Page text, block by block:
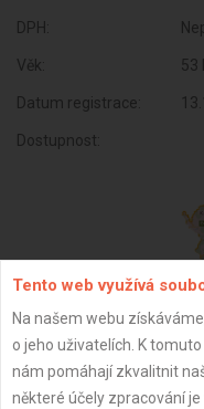
DPH:
Věk: 53
Datum registrace:
Dostupnost:
ZPĚT
Tento web využívá
Na našem webu
o jeho uživatelích. K
nám pomáhají zkvalitnit
některé účely zpracování